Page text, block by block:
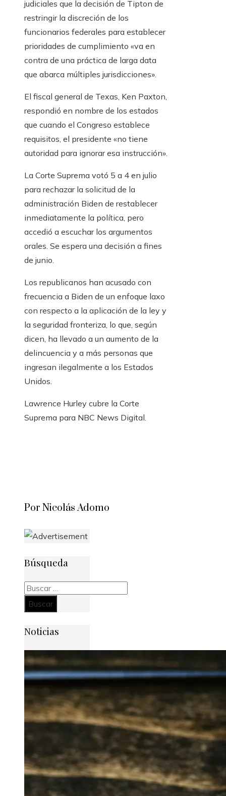
judiciales que la decisión de Tipton de
restringir la discreción de los
funcionarios federales para establecer
prioridades de cumplimiento «va en
contra de una práctica de larga data
que abarca múltiples jurisdicciones».
El fiscal general de Texas, Ken Paxton,
respondió en nombre de los estados
que cuando el Congreso establece
requisitos, el presidente «no tiene
autoridad para ignorar esa instrucción».
La Corte Suprema votó 5 a 4 en julio
para rechazar la solicitud de la
administración Biden de restablecer
inmediatamente la política, pero
accedió a escuchar los argumentos
orales. Se espera una decisión a fines
de junio.
Los republicanos han acusado con
frecuencia a Biden de un enfoque laxo
con respecto a la aplicación de la ley y
la seguridad fronteriza, lo que, según
dicen, ha llevado a un aumento de la
delincuencia y a más personas que
ingresan ilegalmente a los Estados
Unidos.
Lawrence Hurley cubre la Corte
Suprema para NBC News Digital.
Por Nicolás Adomo
Búsqueda
Buscar:
Noticias